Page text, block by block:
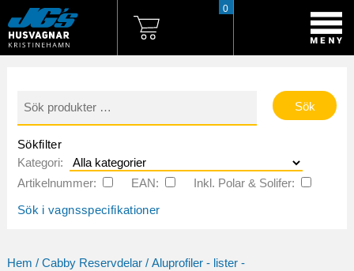
0
efter:
Sökfilter
Kategori:
Artikelnummer:
EAN:
Inkl. Polar & Solifer:
Sök i vagnsspecifikationer
Hem / Cabby Reservdelar/ Aluprofiler - lister -